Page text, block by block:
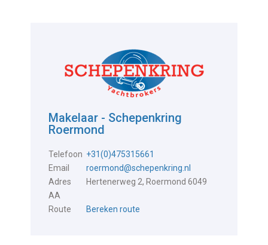
Makelaar - Schepenkring
Roermond
Telefoon +31(0)475315661
Email
roermond@schepenkring.nl
Adres
Hertenerweg 2, Roermond 6049
AA
Route
Bereken route